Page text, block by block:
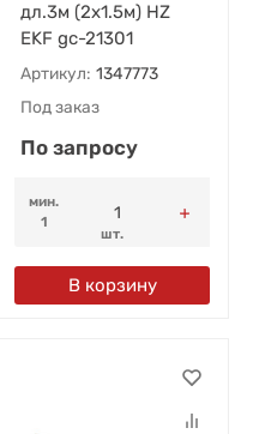
дл.3м (2х1.5м) HZ
EKF gc-21301
Артикул: 1347773
Под заказ
По запросу
мин.
1
шт.
В корзину